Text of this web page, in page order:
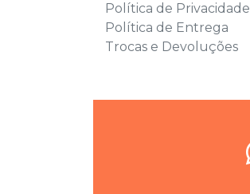
Política de Privacidade
Política de Entrega
Trocas e Devoluções